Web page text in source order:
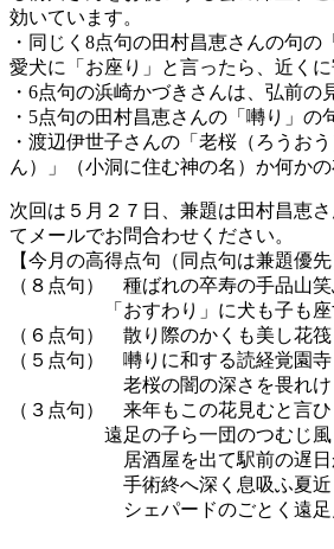
効いています。
・同じく8点句の田村昌恵さんの句の
愛犬に「お座り」と言ったら、近く
・6点句の浜崎かづきさんは、弘前
・5点句の田村昌恵さんの「囀り」
・渡辺伊世子さんの「老桜（ろうお
ん）」（小洞に住む神の名）か何か
次回は５月２７日、兼題は田村昌恵
てメールでお問合わせください。
【今月の高得点句（同点句は兼題優
（８点句） 種ばれの卒寿
「おすわり」に犬も子
（６点句） 散り際のかく
（５点句） 囀りに和す
老桜の闇の深さを畏
（３点句） 来年もこの花見
遠足の子ら一団のつ
居酒屋を出て駅前の
手術終へ深く息吸
シェパードのごとく遠足